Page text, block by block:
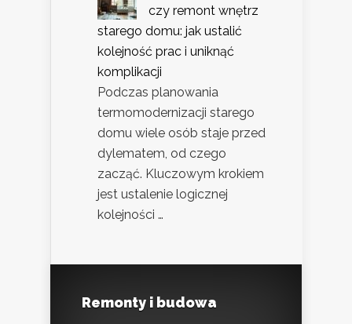
czy remont wnętrz
starego domu: jak ustalić
kolejność prac i uniknąć
komplikacji
Podczas planowania
termomodernizacji starego
domu wiele osób staje przed
dylematem, od czego
zacząć. Kluczowym krokiem
jest ustalenie logicznej
kolejności …
Remonty i budowa